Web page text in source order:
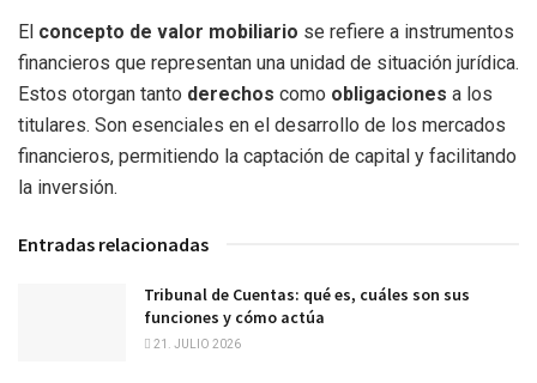
El concepto de valor mobiliario se refiere a instrumentos
financieros que representan una unidad de situación jurídica.
Estos otorgan tanto derechos como obligaciones a los
titulares. Son esenciales en el desarrollo de los mercados
financieros, permitiendo la captación de capital y facilitando
la inversión.
Entradas relacionadas
Tribunal de Cuentas: qué es, cuáles son sus
funciones y cómo actúa
21. JULIO 2026